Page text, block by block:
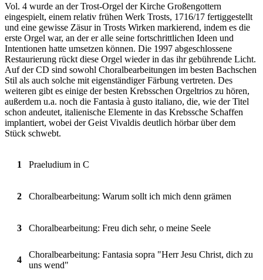
Vol. 4 wurde an der Trost-Orgel der Kirche Großengottern
eingespielt, einem relativ frühen Werk Trosts, 1716/17 fertiggestellt
und eine gewisse Zäsur in Trosts Wirken markierend, indem es die
erste Orgel war, an der er alle seine fortschrittlichen Ideen und
Intentionen hatte umsetzen können. Die 1997 abgeschlossene
Restaurierung rückt diese Orgel wieder in das ihr gebührende Licht.
Auf der CD sind sowohl Choralbearbeitungen im besten Bachschen
Stil als auch solche mit eigenständiger Färbung vertreten. Des
weiteren gibt es einige der besten Krebsschen Orgeltrios zu hören,
außerdem u.a. noch die Fantasia à gusto italiano, die, wie der Titel
schon andeutet, italienische Elemente in das Krebssche Schaffen
implantiert, wobei der Geist Vivaldis deutlich hörbar über dem
Stück schwebt.
1 Praeludium in C
2 Choralbearbeitung: Warum sollt ich mich denn grämen
3 Choralbearbeitung: Freu dich sehr, o meine Seele
4
Choralbearbeitung: Fantasia sopra "Herr Jesu Christ, dich zu
uns wend"